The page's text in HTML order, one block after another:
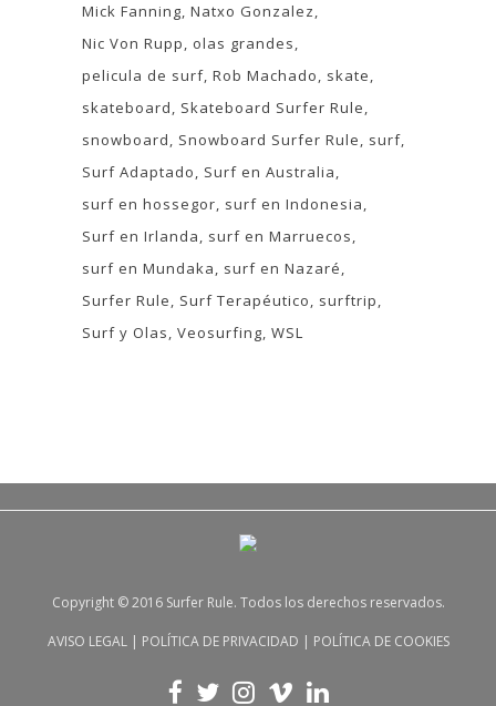
Mick Fanning Natxo Gonzalez
Nic Von Rupp
olas grandes
pelicula de surf Rob Machado
skate
skateboard
Skateboard Surfer Rule
snowboard
Snowboard Surfer Rule
surf
Surf Adaptado
Surf en Australia
surf en hossegor surf en Indonesia
Surf en Irlanda
surf en Marruecos
surf en Mundaka
surf en Nazaré
Surfer Rule
Surf Terapéutico
surftrip
Surf y Olas Veosurfing WSL
Copyright © 2016 Surfer Rule. Todos los derechos reservados.
AVISO LEGAL| POLÍTICA DE PRIVACIDAD | POLÍTICA DE COOKIES